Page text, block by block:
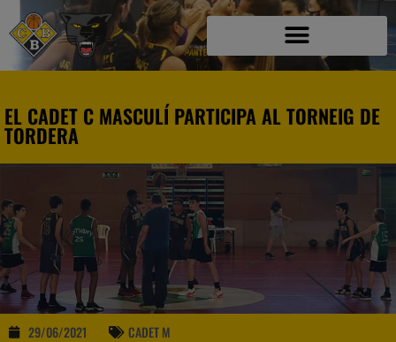
EL CADET C MASCULÍ PARTICIPA AL TORNEIG DE
TORDERA
29/06/2021 CADET M